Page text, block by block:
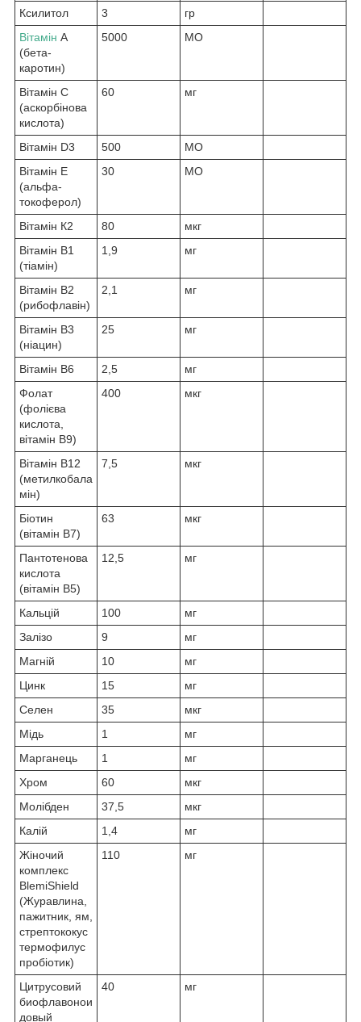
Ксилитол 3
гр
Вітамін А
(бета-
каротин)
5000 МО
Вітамін С
(аскорбінова
кислота)
60 мг
Вітамін D3 500
МО
Вітамін Е
(альфа-
токоферол)
30 МО
Вітамін К2 80
мкг
Вітамін В1
(тіамін)
1,9 мг
Вітамін В2
(рибофлавін)
2,1 мг
Вітамін В3
(ніацин)
25 мг
Вітамін В6 2,5
мг
Фолат
(фолієва
кислота,
вітамін В9)
400 мкг
Вітамін В12
(метилкобала
мін)
7,5 мкг
Біотин
(вітамін В7)
63 мкг
Пантотенова
кислота
(вітамін В5)
12,5 мг
Кальцій 100
мг
Залізо
9
мг
Магній
10
мг
Цинк
15
мг
Селен
35
мкг
Мідь
1
мг
Марганець
1
мг
Хром
60
мкг
Молібден
37,5
мкг
Калій
1,4
мг
Жіночий
комплекс
BlemiShield
(Журавлина,
пажитник, ям,
стрептококус
термофилус
пробіотик)
110 мг
Цитрусовий
биофлавонои
довый
40 мг